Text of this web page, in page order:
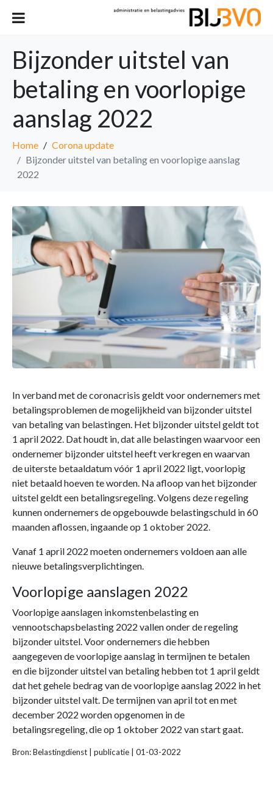
Bijzonder uitstel van
betaling en voorlopige
aanslag 2022
Home
Corona update
Bijzonder uitstel van betaling en voorlopige aanslag
2022
In verband met de coronacrisis geldt voor ondernemers met
betalingsproblemen de mogelijkheid van bijzonder uitstel
van betaling van belastingen. Het bijzonder uitstel geldt tot
1 april 2022. Dat houdt in, dat alle belastingen waarvoor een
ondernemer bijzonder uitstel heeft verkregen en waarvan
de uiterste betaaldatum vóór 1 april 2022 ligt, voorlopig
niet betaald hoeven te worden. Na afloop van het bijzonder
uitstel geldt een betalingsregeling. Volgens deze regeling
kunnen ondernemers de opgebouwde belastingschuld in 60
maanden aflossen, ingaande op 1 oktober 2022.
Vanaf 1 april 2022 moeten ondernemers voldoen aan alle
nieuwe betalingsverplichtingen.
Voorlopige aanslagen 2022
Voorlopige aanslagen inkomstenbelasting en
vennootschapsbelasting 2022 vallen onder de regeling
bijzonder uitstel. Voor ondernemers die hebben
aangegeven de voorlopige aanslag in termijnen te betalen
en die bijzonder uitstel van betaling hebben tot 1 april geldt
dat het gehele bedrag van de voorlopige aanslag 2022 in het
bijzonder uitstel valt. De termijnen van april tot en met
december 2022 worden opgenomen in de
betalingsregeling, die op 1 oktober 2022 van start gaat.
Bron: Belastingdienst | publicatie | 01-03-2022